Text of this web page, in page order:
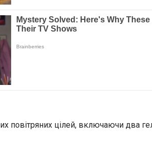
повітряних цілей, включаючи два